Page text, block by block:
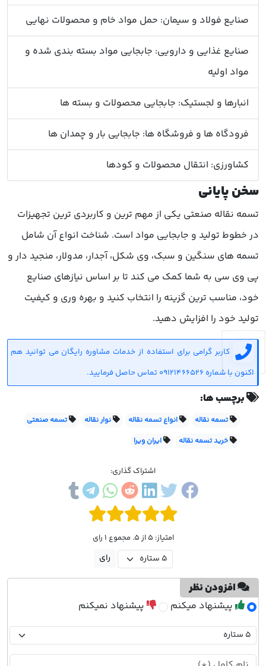
صنایع فولاد و سیمان: حمل مواد خام و محصولات نهایی
صنایع غذایی و دارویی: جابجایی مواد بسته بندی شده و
مواد اولیه
انبارها و لجستیک: جابجایی محصولات و بسته ها
فرودگاه ها و فروشگاه ها: جابجایی بار و چمدان ها
کشاورزی: انتقال محصولات و کودها
سخن پایانی
تسمه نقاله صنعتی یکی از مهم ترین و کاربردی ترین تجهیزات
در خطوط تولید و جابجایی مواد است. شناخت انواع آن شامل
تسمه های سنگین و سبک، وی شکل، آجدار، مدولار، منجید دار و
پی وی سی به شما کمک می کند تا بر اساس نیازهای صنایع
خود، مناسب ترین گزینه را انتخاب کنید و بهره وری و کیفیت
تولید خود را افزایش دهید.
کاربر گرامی برای استفاده از خدمات مشاوره رایگان می توانید هم
اکنون با شماره 09121466526 تماس حاصل فرمایید.
برچسب ها:
تسمه نقاله انواع تسمه نقاله نوار نقاله
تسمه صنعتی
خرید تسمه نقاله
ایران ویرا
اشتراک گذاری:
امتیاز: 5 از 5. مجموع 1 رای
افزودن نظر
پیشنهاد میکنم پیشنهاد نمیکنم